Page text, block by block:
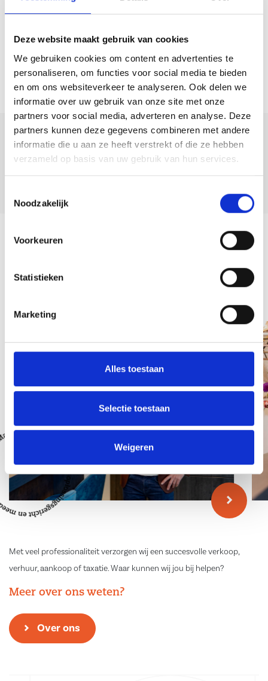
Deze website maakt gebruik van cookies
We gebruiken cookies om content en advertenties te
personaliseren, om functies voor social media te bieden
en om ons websiteverkeer te analyseren. Ook delen we
informatie over uw gebruik van onze site met onze
partners voor social media, adverteren en analyse. Deze
partners kunnen deze gegevens combineren met andere
informatie die u aan ze heeft verstrekt of die ze hebben
verzameld op basis van uw gebruik van hun services.
Noodzakelijk
Voorkeuren
Statistieken
Marketing
Alles toestaan
Selectie toestaan
Weigeren
Terug naar overzicht
Deel deze
woning:
Met veel professionaliteit verzorgen wij een succesvolle verkoop,
verhuur, aankoop of taxatie. Waar kunnen wij jou bij helpen?
Meer over ons weten?
Over ons